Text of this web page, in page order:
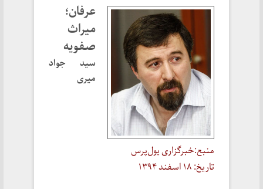
عرفان؛
میراث
صفویه
سید جواد
میری
منبع:‌خبرگزاری یول‌پرس
تاریخ: ۱۸ اسفند ۱۳۹۴